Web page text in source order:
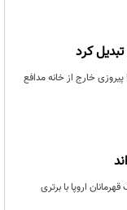
کرد
خارج از خانه مدافع
اروپا با برتری